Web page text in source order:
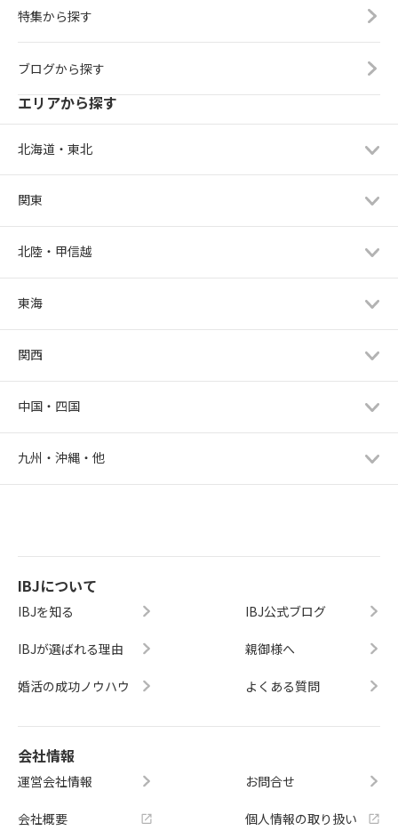
特集から探す
ブログから探す
エリアから探す
北海道・東北
関東
北陸・甲信越
東海
関西
中国・四国
九州・沖縄・他
IBJについて
IBJを知る
IBJが選ばれる理由
婚活の成功ノウハウ
IBJ公式ブログ
親御様へ
よくある質問
会社情報
運営会社情報
会社概要
お問合せ
個人情報の取り扱い